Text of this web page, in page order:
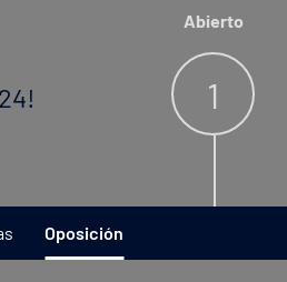
Abierto
1
Oposición